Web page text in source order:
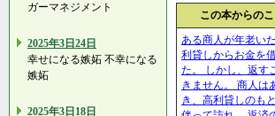
ガーマネジメント
2025年3日24日
幸せになる嫉妬 不幸になる
嫉妬
2025年3日18日
この本からの
ある商人が年老い
利貸しからお金を
た。 しかし、返す
きません。 商人は
き、高利貸しのも